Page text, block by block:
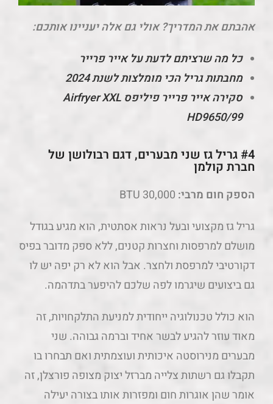
אהבתם את המדריך? אולי גם אלה יעניינו אותכם:
כל מה שרציתם לדעת על אייר פרייר
מחבתות גריל הכי מומלצות לשנת 2024
סקירה
אייר פרייר פיליפס Airfryer XXL
HD9650/99
#4 גריל גז שני מבערים, דגם רבולושן של
חברת קולמן
הספק חום מרבי:
גריל גז מקצועי ובעל נראות אסתטית, הוא מגיע בגודל
מושלם למרפסות וחצרות קטנים, ללא ספק מדובר בפיס
דקורטיבי למרפסת ולחצר. אבל הוא לא רק יפה יש לו
גם ביצועים שיגרמו לפה שלכם להיפער בתדהמה.
הוא כולל טכנולוגיה ייחודית למניעת התלקחויות, זה
מאוד עוזר להגיע לבשר אחיד וברמה גבוהה. שני
מבערים מנירוסטה איכותית ועוצמתית ואם תבחרו בו
תקבלו גם רשתות צלייה מברזל יצוק מצופה פורצלן, זה
אומר שהן אוגרות חום ומפזרות אותו בצורה יעילה